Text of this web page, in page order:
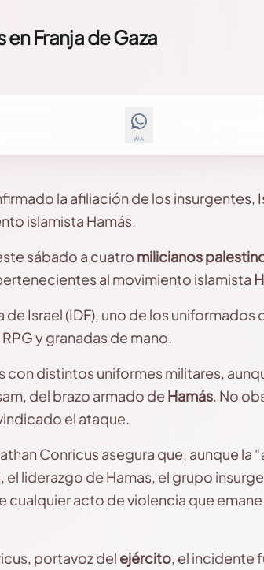
Franja de Gaza
WA
la afiliación de los insurgentes,
islamista Hamás.
sábado a cuatro milicianos
al movimiento islamista
de Israel (IDF), uno de los
y granadas de mano.
con distintos uniformes militares,
del brazo armado de Hamás. No
el ataque.
Conricus asegura que, aunque la
el liderazgo de Hamas, el grupo
acto de violencia que emane
portavoz del ejército, el incidente